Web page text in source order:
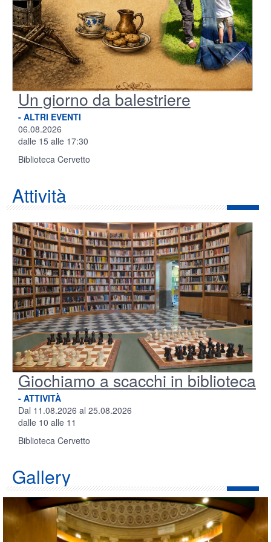
Un giorno da balestriere
- ALTRI EVENTI
06.08.2026
dalle 15 alle 17:30
Biblioteca Cervetto
Attività
Giochiamo a scacchi in biblioteca
- ATTIVITÀ
Dal 11.08.2026 al 25.08.2026
dalle 10 alle 11
Biblioteca Cervetto
Gallery